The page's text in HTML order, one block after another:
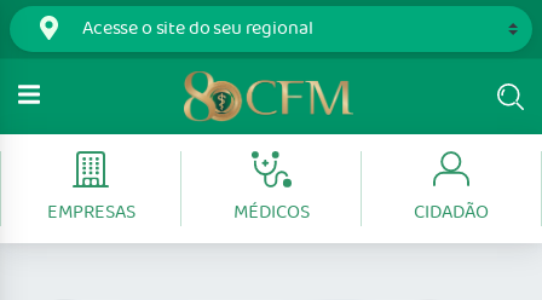
EMPRESAS MÉDICOS CIDADÃO